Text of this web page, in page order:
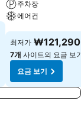
주차장
에어컨
요금 보기
최저가 ₩121,290
7개 사이트의 요금 보
요금 보기